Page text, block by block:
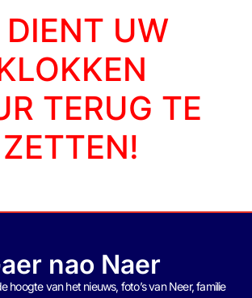
DIENT UW
TERUG TE
ZETTEN!
nao Naer
hoogte van het nieuws, foto’s van Neer, familie